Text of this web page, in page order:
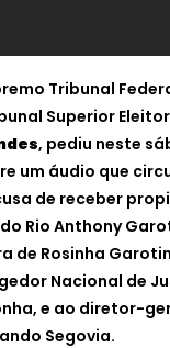
Tribunal
Superior
, pediu neste
um áudio que
de receber
Rio Anthony
de Rosinha
Nacional de
e ao diretor-
Segovia.